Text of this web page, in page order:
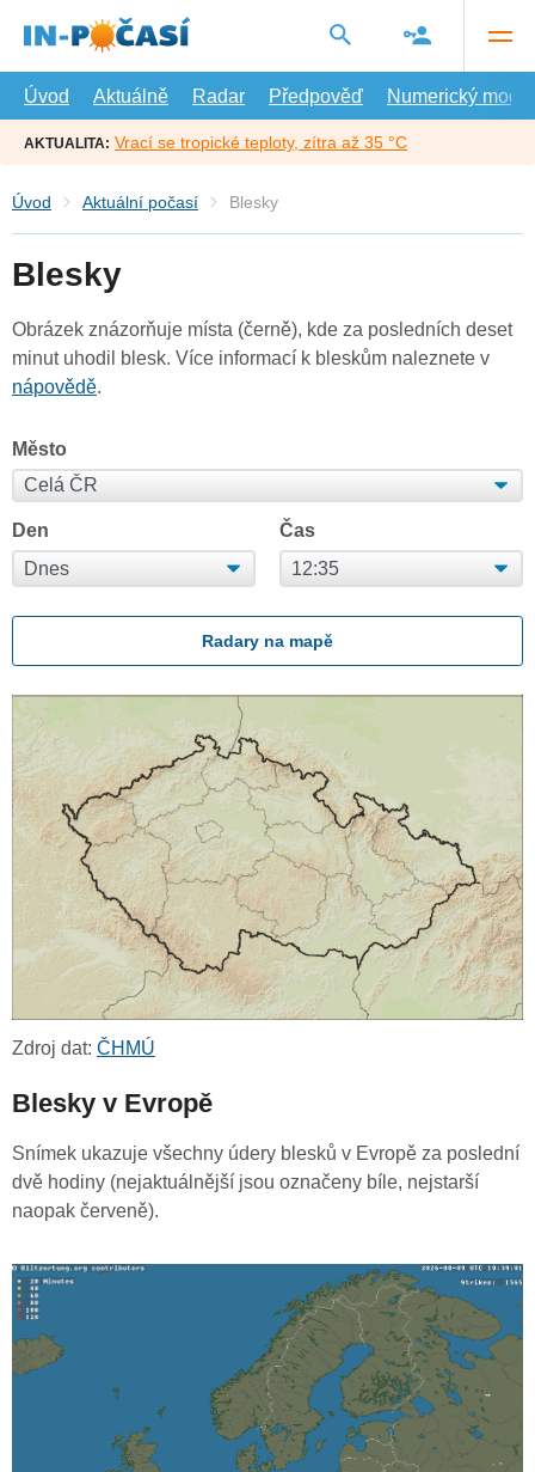
hlavní
Úvod
Aktuálně Radar Předpověď Numerický model
AKTUALITA: Vrací se tropické teploty, zítra až 35 °C
Úvod Aktuální počasí Blesky
Blesky
Obrázek znázorňuje místa (černě), kde za posledních deset
minut uhodil blesk. Více informací k bleskům naleznete v
nápovědě.
Město
Den Čas
Radary na mapě
Zdroj dat: ČHMÚ
Blesky v Evropě
Snímek ukazuje všechny údery blesků v Evropě za poslední
dvě hodiny (nejaktuálnější jsou označeny bíle, nejstarší
naopak červeně).